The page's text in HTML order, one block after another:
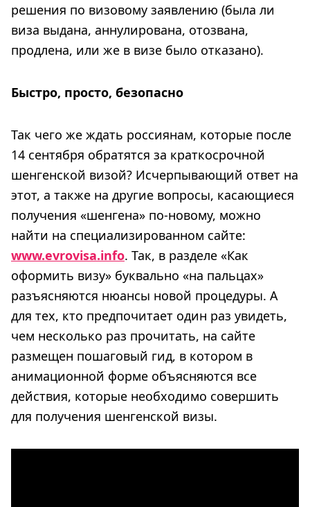
решения по визовому заявлению (была ли
виза выдана, аннулирована, отозвана,
продлена, или же в визе было отказано).
Быстро, просто, безопасно
Так чего же ждать россиянам, которые после
14 сентября обратятся за краткосрочной
шенгенской визой? Исчерпывающий ответ на
этот, а также на другие вопросы, касающиеся
получения «шенгена» по-новому, можно
найти на специализированном сайте:
www.evrovisa.info. Так, в разделе «Как
оформить визу» буквально «на пальцах»
разъясняются нюансы новой процедуры. А
для тех, кто предпочитает один раз увидеть,
чем несколько раз прочитать, на сайте
размещен пошаговый гид, в котором в
анимационной форме объясняются все
действия, которые необходимо совершить
для получения шенгенской визы.